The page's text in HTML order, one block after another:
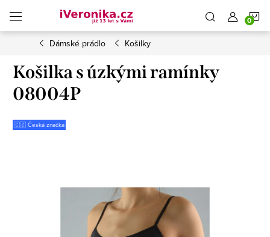
obsah
Dámské prádlo Košilky
Košilka s úzkými ramínky
08004P
🇨🇿 Česká značka